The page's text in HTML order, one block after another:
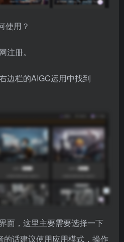
使用？
注册。
边栏的AIGC运用中找到
面，这里主要需要选择一下
话建议使用应用模式，操作